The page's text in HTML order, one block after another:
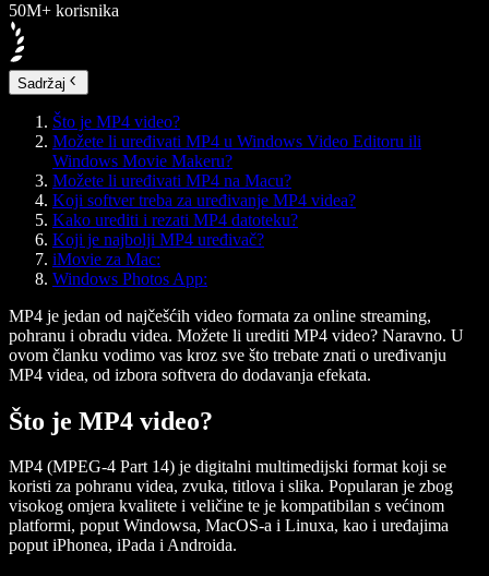
50M+ korisnika
Sadržaj
Što je MP4 video?
Možete li uređivati MP4 u Windows Video Editoru ili
Windows Movie Makeru?
Možete li uređivati MP4 na Macu?
Koji softver treba za uređivanje MP4 videa?
Kako urediti i rezati MP4 datoteku?
Koji je najbolji MP4 uređivač?
iMovie za Mac:
Windows Photos App:
MP4 je jedan od najčešćih video formata za online streaming,
pohranu i obradu videa. Možete li urediti MP4 video? Naravno. U
ovom članku vodimo vas kroz sve što trebate znati o uređivanju
MP4 videa, od izbora softvera do dodavanja efekata.
Što je MP4 video?
MP4 (MPEG-4 Part 14) je digitalni multimedijski format koji se
koristi za pohranu videa, zvuka, titlova i slika. Popularan je zbog
visokog omjera kvalitete i veličine te je kompatibilan s većinom
platformi, poput Windowsa, MacOS-a i Linuxa, kao i uređajima
poput iPhonea, iPada i Androida.